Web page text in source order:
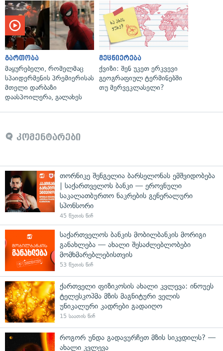
გართობა
მაყურებელი, რომელმაც
სპაიდერმენის პრემიერისას
მთელი დარბაზი
დაასპოილერა, გალახეს
მეცნიერება
ქვიზი: შენ უკეთ ერკვევი
გეოგრაფიულ ტერმინებში
თუ მერვეკლასელი?
კომენტარები
თორნიკე შენგელია ბარსელონას ემშვიდობება
| საქართველოს ბანკი — ეროვნული
საკალათბურთო ნაკრების გენერალური
სპონსორი
45 წუთის წინ
საქართველოს ბანკის მობილბანკის მორიგი
განახლება — ახალი შესაძლებლობები
მომხმარებლებისთვის
53 წუთის წინ
ქართველი ფიზიკოსის ახალი კვლევა: ინოუეს
ტელესკოპმა მზის მაგნიტური ველის
უნიკალური კადრები გადაიღო
15 საათის წინ
როგორ უნდა გადავურჩეთ მზის სიკვდილს? —
ახალი კვლევა